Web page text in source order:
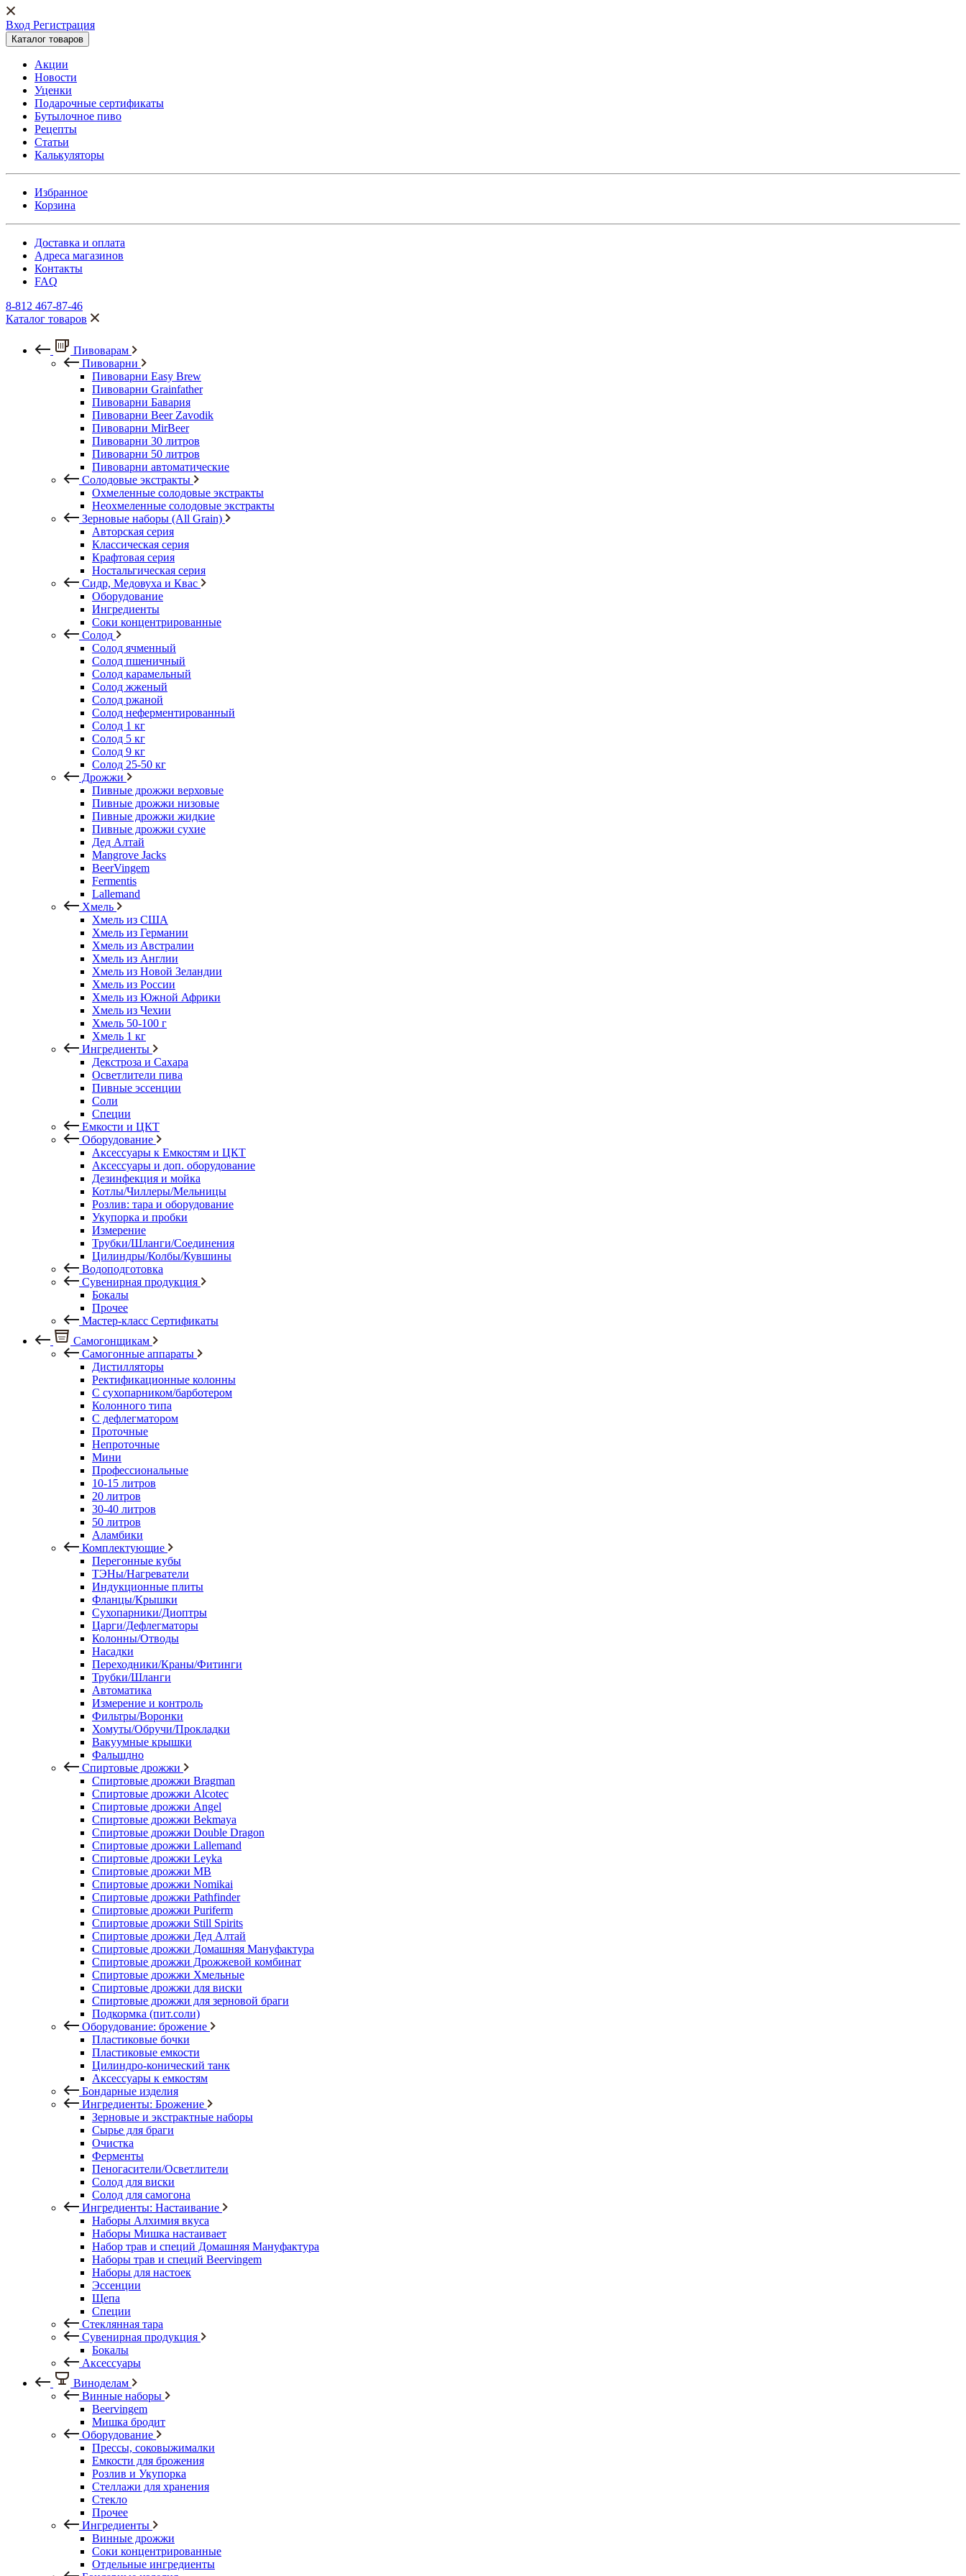
Вход Регистрация
Каталог товаров
Акции
Новости
Уценки
Подарочные сертификаты
Бутылочное пиво
Рецепты
Статьи
Калькуляторы
Избранное
Корзина
Доставка и оплата
Адреса магазинов
Контакты
FAQ
8-812 467-87-46
Каталог товаров
Пивоварам
Пивоварни
Пивоварни Easy Brew
Пивоварни Grainfather
Пивоварни Бавария
Пивоварни Beer Zavodik
Пивоварни MirBeer
Пивоварни 30 литров
Пивоварни 50 литров
Пивоварни автоматические
Солодовые экстракты
Охмеленные солодовые экстракты
Неохмеленные солодовые экстракты
Зерновые наборы (All Grain)
Авторская серия
Классическая серия
Крафтовая серия
Ностальгическая серия
Сидр, Медовуха и Квас
Оборудование
Ингредиенты
Соки концентрированные
Солод
Солод ячменный
Солод пшеничный
Солод карамельный
Солод жженый
Солод ржаной
Солод неферментированный
Солод 1 кг
Солод 5 кг
Солод 9 кг
Солод 25-50 кг
Дрожжи
Пивные дрожжи верховые
Пивные дрожжи низовые
Пивные дрожжи жидкие
Пивные дрожжи сухие
Дед Алтай
Mangrove Jacks
BeerVingem
Fermentis
Lallemand
Хмель
Хмель из США
Хмель из Германии
Хмель из Австралии
Хмель из Англии
Хмель из Новой Зеландии
Хмель из России
Хмель из Южной Африки
Хмель из Чехии
Хмель 50-100 г
Хмель 1 кг
Ингредиенты
Декстроза и Сахара
Осветлители пива
Пивные эссенции
Соли
Специи
Емкости и ЦКТ
Оборудование
Аксессуары к Емкостям и ЦКТ
Аксессуары и доп. оборудование
Дезинфекция и мойка
Котлы/Чиллеры/Мельницы
Розлив: тара и оборудование
Укупорка и пробки
Измерение
Трубки/Шланги/Соединения
Цилиндры/Колбы/Кувшины
Водоподготовка
Сувенирная продукция
Бокалы
Прочее
Мастер-класс Сертификаты
Самогонщикам
Самогонные аппараты
Дистилляторы
Ректификационные колонны
С сухопарником/барботером
Колонного типа
С дефлегматором
Проточные
Непроточные
Мини
Профессиональные
10-15 литров
20 литров
30-40 литров
50 литров
Аламбики
Комплектующие
Перегонные кубы
ТЭНы/Нагреватели
Индукционные плиты
Фланцы/Крышки
Сухопарники/Диоптры
Царги/Дефлегматоры
Колонны/Отводы
Насадки
Переходники/Краны/Фитинги
Трубки/Шланги
Автоматика
Измерение и контроль
Фильтры/Воронки
Хомуты/Обручи/Прокладки
Вакуумные крышки
Фальшдно
Спиртовые дрожжи
Спиртовые дрожжи Bragman
Спиртовые дрожжи Alcotec
Спиртовые дрожжи Angel
Спиртовые дрожжи Bekmaya
Спиртовые дрожжи Double Dragon
Спиртовые дрожжи Lallemand
Спиртовые дрожжи Leyka
Спиртовые дрожжи MB
Спиртовые дрожжи Nomikai
Спиртовые дрожжи Pathfinder
Спиртовые дрожжи Puriferm
Спиртовые дрожжи Still Spirits
Спиртовые дрожжи Дед Алтай
Спиртовые дрожжи Домашняя Мануфактура
Спиртовые дрожжи Дрожжевой комбинат
Спиртовые дрожжи Хмельные
Спиртовые дрожжи для виски
Спиртовые дрожжи для зерновой браги
Подкормка (пит.соли)
Оборудование: брожение
Пластиковые бочки
Пластиковые емкости
Цилиндро-конический танк
Аксессуары к емкостям
Бондарные изделия
Ингредиенты: Брожение
Зерновые и экстрактные наборы
Сырье для браги
Очистка
Ферменты
Пеногасители/Осветлители
Солод для виски
Солод для самогона
Ингредиенты: Настаивание
Наборы Алхимия вкуса
Наборы Мишка настаивает
Набор трав и специй Домашняя Мануфактура
Наборы трав и специй Beervingem
Наборы для настоек
Эссенции
Щепа
Специи
Стеклянная тара
Сувенирная продукция
Бокалы
Аксессуары
Виноделам
Винные наборы
Beervingem
Мишка бродит
Оборудование
Прессы, соковыжималки
Емкости для брожения
Розлив и Укупорка
Стеллажи для хранения
Стекло
Прочее
Ингредиенты
Винные дрожжи
Соки концентрированные
Отдельные ингредиенты